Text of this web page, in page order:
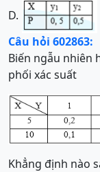
D.
Câu hỏi 602863:
Biến ngẫu nhiên
phối xác suất
Khẳng định nào